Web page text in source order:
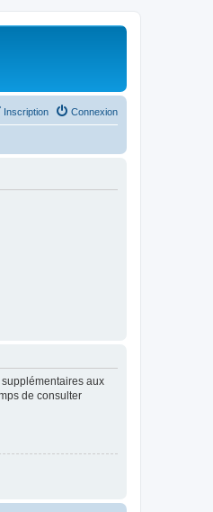
Connexion
Inscription
aux
de consulter